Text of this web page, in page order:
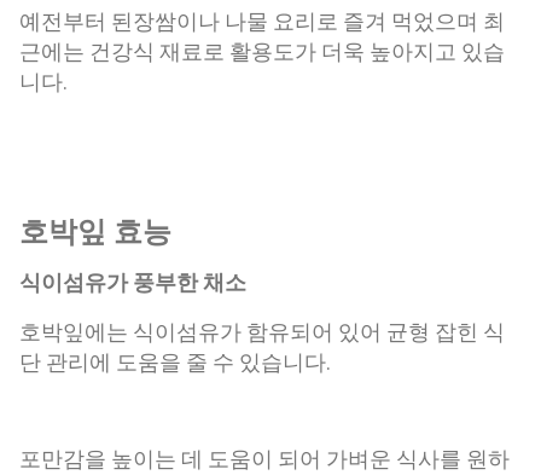
예전부터 된장쌈이나 나물 요리로 즐겨 먹었으며 최
근에는 건강식 재료로 활용도가 더욱 높아지고 있습
니다.
호박잎 효능
식이섬유가 풍부한 채소
호박잎에는 식이섬유가 함유되어 있어 균형 잡힌 식
단 관리에 도움을 줄 수 있습니다.
포만감을 높이는 데 도움이 되어 가벼운 식사를 원하